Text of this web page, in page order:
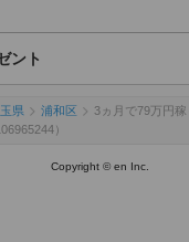
ント
県 浦和区
3ヵ月で79万円
）
Copyright © en Inc.